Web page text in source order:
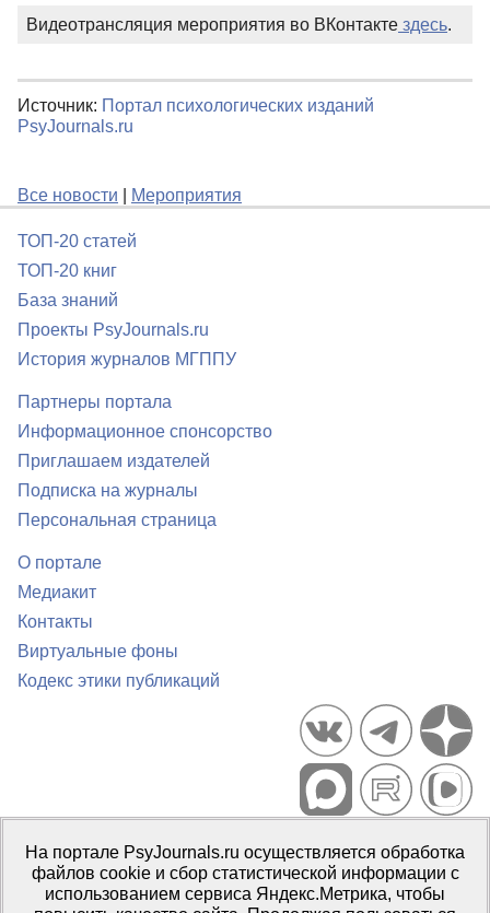
Видеотрансляция мероприятия во ВКонтакте здесь.
Источник: Портал психологических изданий
PsyJournals.ru
Все новости Мероприятия
ТОП-20 статей
ТОП-20 книг
База знаний
Проекты PsyJournals.ru
История журналов МГППУ
Партнеры портала
Информационное спонсорство
Приглашаем издателей
Подписка на журналы
Персональная страница
О портале
Медиакит
Контакты
Виртуальные фоны
Кодекс этики публикаций
Портал психологических изданий PsyJournals.ru, 2007–2026
Правила использования материалов
Свидетельство регистрации СМИЭл № ФС77-66447 от 14 июля
2016 г.
На портале PsyJournals.ru осуществляется обработка
файлов cookie и сбор статистической информации с
использованием сервиса Яндекс.Метрика, чтобы